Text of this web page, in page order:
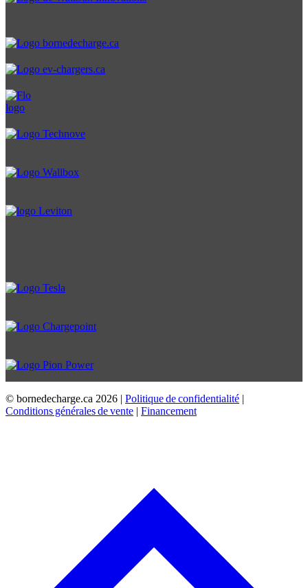
© bornedecharge.ca 2026 | Politique de confidentialité |
Conditions générales de vente | Financement